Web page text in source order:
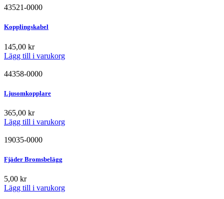
43521-0000
Kopplingskabel
145,00 kr
Lägg till i varukorg
44358-0000
Ljusomkopplare
365,00 kr
Lägg till i varukorg
19035-0000
Fjäder Bromsbelägg
5,00 kr
Lägg till i varukorg